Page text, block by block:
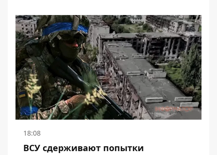
18:08
ВСУ сдерживают попытки